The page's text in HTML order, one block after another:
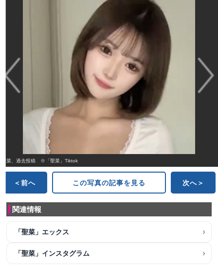
聖菜、過去投稿 ※「聖菜」Tiktok
＜前へ この写真の記事を見る 次へ＞
関連情報
「聖菜」エックス
「聖菜」インスタグラム